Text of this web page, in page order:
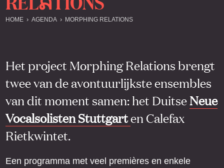
HOME AGENDA MORPHING RELATIONS
Het project Morphing Relations brengt
twee van de avontuurlijkste ensembles
van dit moment samen: het DuitseNeue
Vocalsolisten Stuttgarten Calefax
Rietkwintet.
Een programma met veel premières en enkele